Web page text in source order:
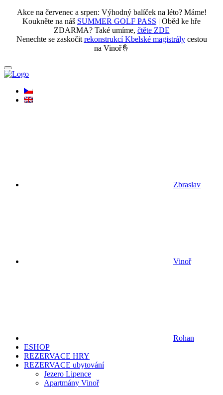
Akce na červenec a srpen: Výhodný balíček na léto? Máme!
Koukněte na náš SUMMER GOLF PASS | Oběd ke hře
ZDARMA? Také umíme, čtěte ZDE
Nenechte se zaskočit rekonstrukcí Kbelské magistrálycestou
na Vinoř🤞
Zbraslav
Vinoř
Rohan
ESHOP
REZERVACE HRY
REZERVACE ubytování
Jezero Lipence
Apartmány Vinoř